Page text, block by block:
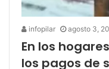
infopilar agosto 3,
En los
los pagos de